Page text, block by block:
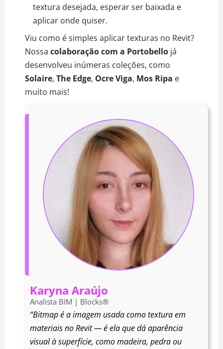
textura desejada, esperar ser baixada e
aplicar onde quiser.
Viu como é simples aplicar texturas no Revit?
Nossa colaboração com a Portobello já
desenvolveu inúmeras coleções, como
Solaire, The Edge, Ocre Viga, Mos Ripa e
muito mais!
Karyna Araújo
Analista BIM | Blocks®
“Bitmap é a imagem usada como textura em
materiais no Revit — é ela que dá aparência
visual à superfície, como madeira, pedra ou